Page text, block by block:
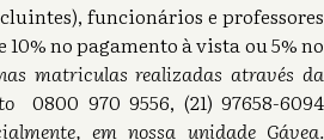
funcionários e professores
10% no pagamento à vista ou 5% no
matriculas realizadas através da
0800 970 9556, (21) 97658-6094
em nossa unidade Gávea.